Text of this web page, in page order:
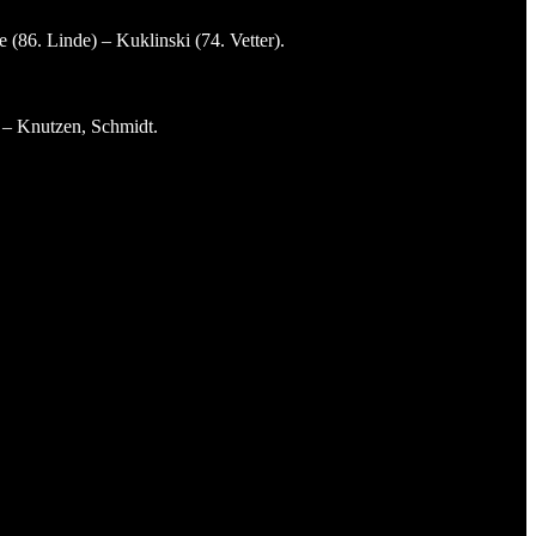
(86. Linde) – Kuklinski (74. Vetter).
Knutzen, Schmidt.